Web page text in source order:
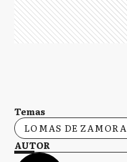
Temas
LOMAS DE ZAMORA
AUTOR